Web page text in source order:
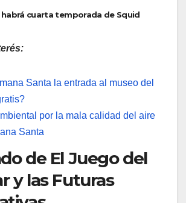
habrá cuarta temporada de Squid
Santa la entrada al museo del
por la mala calidad del aire
Santa
de El Juego del
y las Futuras